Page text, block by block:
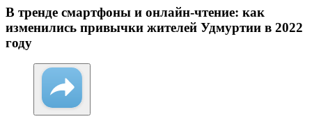
В тренде смартфоны и онлайн-чтение: как
изменились привычки жителей Удмуртии в 2022
году